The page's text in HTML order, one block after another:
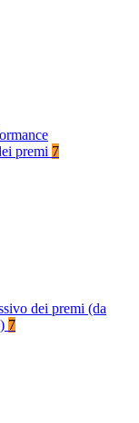
premi 7
dei premi (da
7